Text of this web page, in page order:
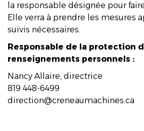
la responsable désignée pour
Elle verra à prendre les mesures
suivis nécessaires.
Responsable de la protection
renseignements personnels :
Nancy Allaire, directrice
819 448-6499
direction@creneaumachines.ca